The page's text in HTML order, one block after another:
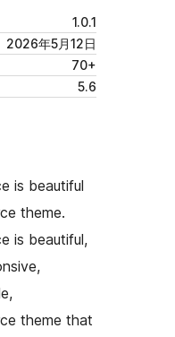
1.0.1
2026年5月12日
70+
5.6
is beautiful
theme.
is beautiful,
theme that